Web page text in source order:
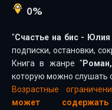
0%
"Счастье на бис -
подписки, остановки,
Книга в жанре "
которую можно слушать
Возрастные
может